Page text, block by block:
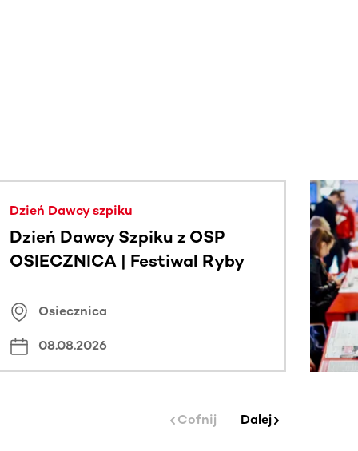
Dzień Dawcy szpiku
Dzień Dawcy Szpiku z OSP
OSIECZNICA | Festiwal Ryby
Osiecznica
08.08.2026
Cofnij Dalej